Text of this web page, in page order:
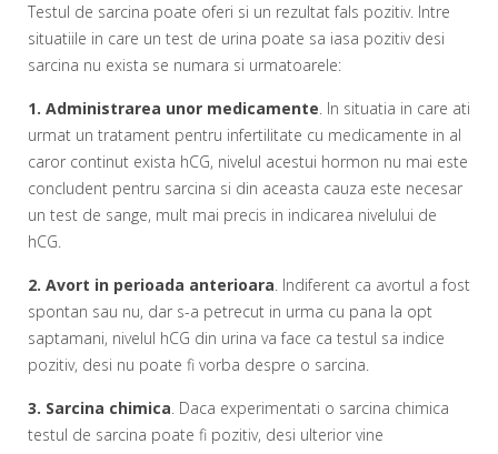
Testul de sarcina poate oferi si un rezultat fals pozitiv. Intre
situatiile in care un test de urina poate sa iasa pozitiv desi
sarcina nu exista se numara si urmatoarele:
1. Administrarea unor medicamente. In situatia in care ati
urmat un tratament pentru infertilitate cu medicamente in al
caror continut exista hCG, nivelul acestui hormon nu mai este
concludent pentru sarcina si din aceasta cauza este necesar
un test de sange, mult mai precis in indicarea nivelului de
hCG.
2. Avort in perioada anterioara. Indiferent ca avortul a fost
spontan sau nu, dar s-a petrecut in urma cu pana la opt
saptamani, nivelul hCG din urina va face ca testul sa indice
pozitiv, desi nu poate fi vorba despre o sarcina.
3. Sarcina chimica. Daca experimentati o sarcina chimica
testul de sarcina poate fi pozitiv, desi ulterior vine